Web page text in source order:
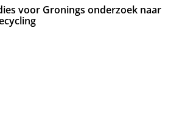
voor Gronings onderzoek naar